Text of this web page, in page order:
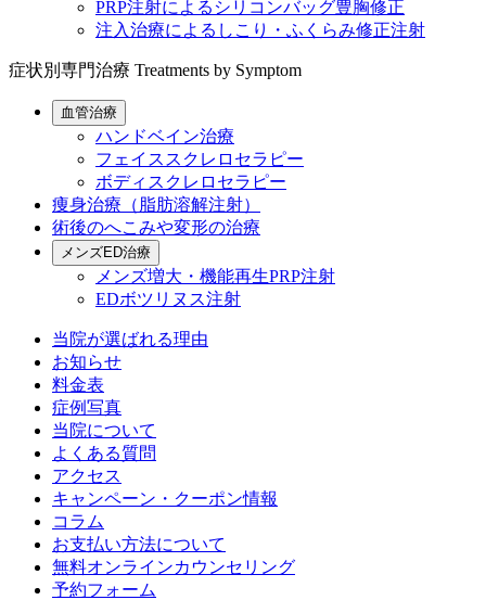
PRP注射によるシリコンバッグ豊胸修正
注入治療によるしこり・ふくらみ修正注射
症状別専門治療 Treatments by Symptom
血管治療
ハンドベイン治療
フェイススクレロセラピー
ボディスクレロセラピー
痩身治療（脂肪溶解注射）
術後のへこみや変形の治療
メンズED治療
メンズ増大・機能再生PRP注射
EDボツリヌス注射
当院が選ばれる理由
お知らせ
料金表
症例写真
当院について
よくある質問
アクセス
キャンペーン・クーポン情報
コラム
お支払い方法について
無料オンラインカウンセリング
予約フォーム